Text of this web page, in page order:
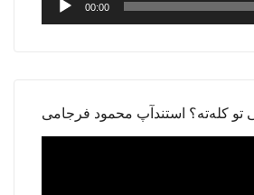
00:00
کله‌ته؟ استندآپ محمود فرجامی